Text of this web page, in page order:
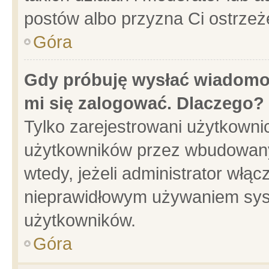
postów albo przyzna Ci
Góra
Gdy próbuję wysłać
mi się zalogować. Dlaczego?
Tylko zarejestrowani
użytkowników przez
wtedy, jeżeli administrator
nieprawidłowym używaniem
użytkowników.
Góra